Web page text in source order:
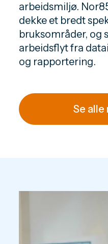
arbeidsmiljø.
dekke et bredt
bruksområder, og
arbeidsflyt fra
og rapportering.
Se